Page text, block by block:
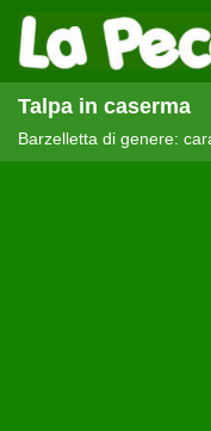
Talpa in caserma
Barzelletta di genere: